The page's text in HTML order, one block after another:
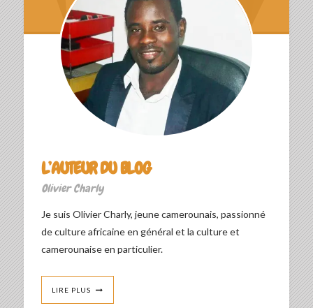
L’AUTEUR DU BLOG
Olivier Charly
Je suis Olivier Charly, jeune camerounais, passionné
de culture africaine en général et la culture et
camerounaise en particulier.
LIRE PLUS